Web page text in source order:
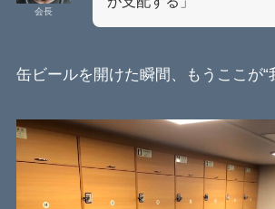
会長
缶ビールを開けた瞬間、もうここが“